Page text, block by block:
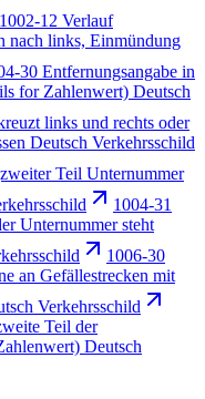
1002-12 Verlauf
nach links, Einmündung
30 Entfernungsangabe in
for Zahlenwert) Deutsch
links und rechts oder
Deutsch Verkehrsschild
Teil Unternummer
1004-31
Unternummer steht
1006-30
an Gefällestrecken mit
Verkehrsschild
Teil der
Deutsch